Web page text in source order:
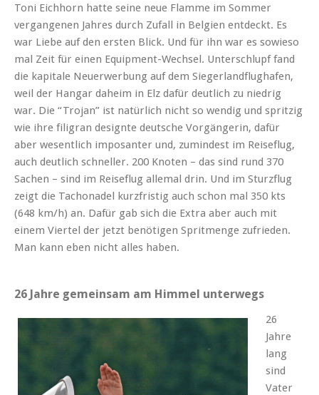
Toni Eichhorn hatte seine neue Flamme im Sommer
vergangenen Jahres durch Zufall in Belgien entdeckt. Es
war Liebe auf den ersten Blick. Und für ihn war es sowieso
mal Zeit für einen Equipment-Wechsel. Unterschlupf fand
die kapitale Neuerwerbung auf dem Siegerlandflughafen,
weil der Hangar daheim in Elz dafür deutlich zu niedrig
war. Die “Trojan” ist natürlich nicht so wendig und spritzig
wie ihre filigran designte deutsche Vorgängerin, dafür
aber wesentlich imposanter und, zumindest im Reiseflug,
auch deutlich schneller. 200 Knoten – das sind rund 370
Sachen – sind im Reiseflug allemal drin. Und im Sturzflug
zeigt die Tachonadel kurzfristig auch schon mal 350 kts
(648 km/h) an. Dafür gab sich die Extra aber auch mit
einem Viertel der jetzt benötigen Spritmenge zufrieden.
Man kann eben nicht alles haben.
26 Jahre gemeinsam am Himmel unterwegs
26
Jahre
lang
sind
Vater